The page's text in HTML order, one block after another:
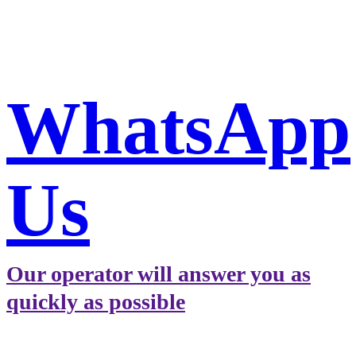
WhatsApp
Us
Our operator will answer you as
quickly as possible